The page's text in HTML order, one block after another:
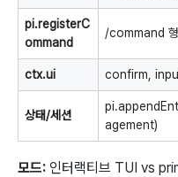
pi.registerC
ommand
/command
ctx.ui confirm,
상태/세션
agement)
모드: 인터랙티브 TUI vs